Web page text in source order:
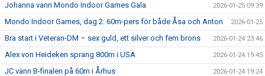
Johanna vann Mondo Indoor Games Gala 2026-01-25 09:39
Mondo Indoor Games, dag 2: 60m-pers för både Åsa och Anton 2026-01-25
Bra start i Veteran-DM – sex guld, ett silver och fem brons 2026-01-24 23:46
Alex von Heideken sprang 800m i USA 2026-01-24 19:45
JC vann B-finalen på 60m i Århus 2026-01-24 19:24